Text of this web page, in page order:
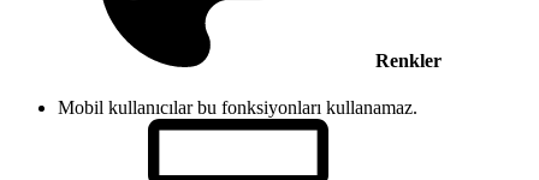
Renkler
Mobil kullanıcılar bu fonksiyonları kullanamaz.